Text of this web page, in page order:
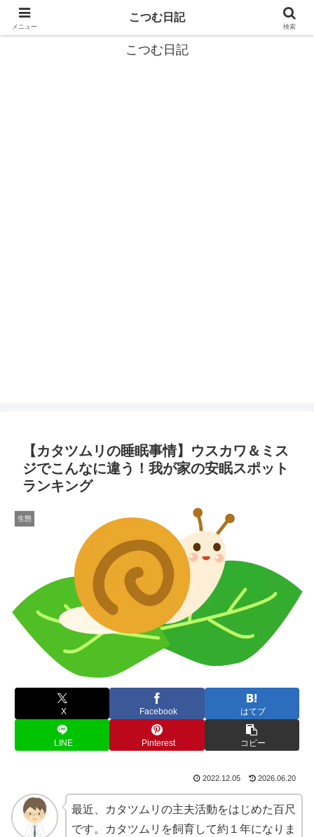
カタツムリから学ぶスローライフ🎓『こつむ日記』🐌
こつむ日記
【カタツムリの睡眠事情】ウスカワ＆ミス
ジでこんなに違う！我が家の安眠スポット
ランキング
生態
X Facebook はてブ
LINE Pinterest コピー
2022.12.05 2026.06.20
最近、カタツムリの主夫活動をはじめた百尺
です。カタツムリを飼育して約１年になりま
メニュー
こつむ日記
検索